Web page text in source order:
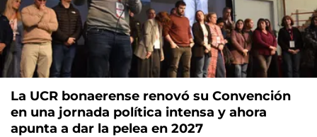
La UCR bonaerense renovó su Convención
en una jornada política intensa y ahora
apunta a dar la pelea en 2027